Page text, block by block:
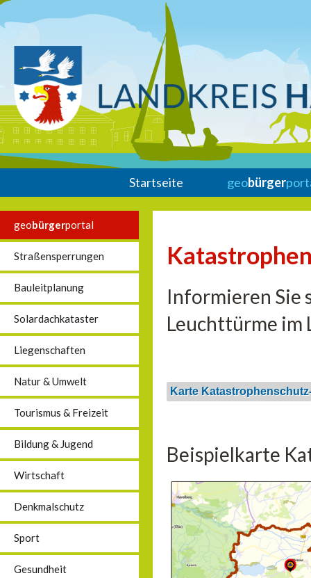
Startseite geobürger
geobürgerportal
Straßensperrungen
Bauleitplanung
Solardachkataster
Liegenschaften
Natur & Umwelt
Tourismus & Freizeit
Bildung & Jugend
Wirtschaft
Denkmalschutz
Sport
Gesundheit
Informieren Sie
Leuchttürme im
Karte
Beispielkarte